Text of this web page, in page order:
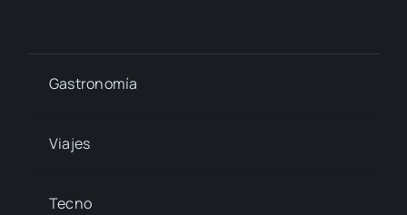
Gastronomía
Viajes
Tecno